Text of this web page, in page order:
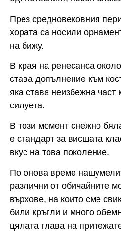
През средновековния
хората са носили
на бижу.
В края на ренесанса
става допълнение към
яка става неизбежна част
силуета.
В този момент снежно
е стандарт за висшата
вкус на това поколение.
По онова време
различни от обичайните
върхове, на които сме
били кръгли и много
цялата глава на